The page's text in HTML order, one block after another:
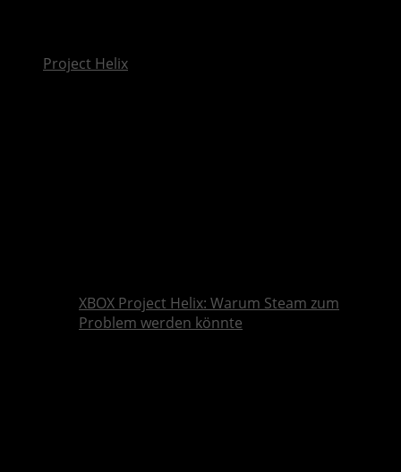
Project Helix
XBOX Project Helix: Warum Steam zum
Problem werden könnte